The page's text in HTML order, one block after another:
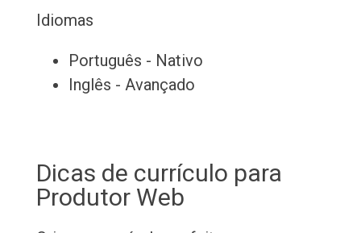
Idiomas
Português - Nativo
Inglês - Avançado
Dicas de currículo para
Produtor Web